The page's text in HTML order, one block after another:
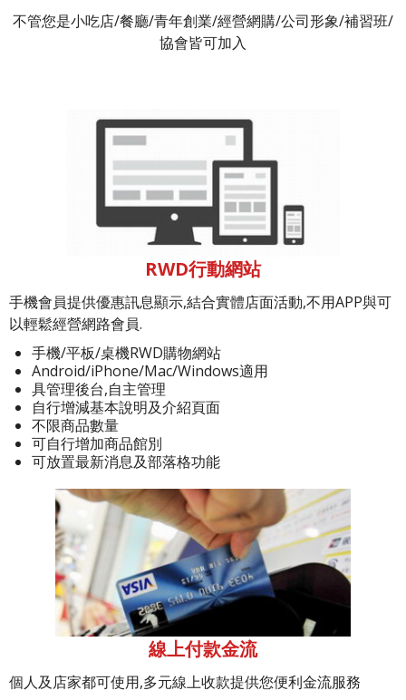
不管您是小吃店/餐廳/青年創業/經營網購/公司形象/補習班/
協會皆可加入
RWD行動網站
手機會員提供優惠訊息顯示,結合實體店面活動,不用APP與可
以輕鬆經營網路會員.
手機/平板/桌機RWD購物網站
Android/iPhone/Mac/Windows適用
具管理後台,自主管理
自行增減基本說明及介紹頁面
不限商品數量
可自行增加商品館別
可放置最新消息及部落格功能
線上付款金流
個人及店家都可使用,多元線上收款提供您便利金流服務